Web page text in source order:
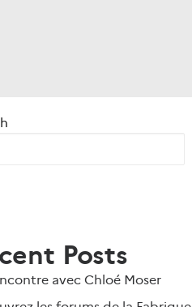
Posts
avec Chloé Moser